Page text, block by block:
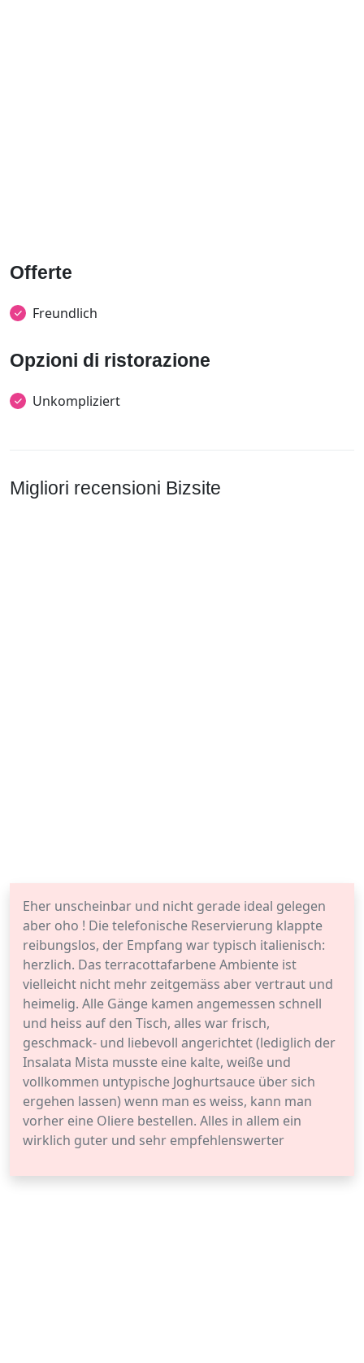
Offerte
Freundlich
Opzioni di ristorazione
Unkompliziert
Migliori recensioni Bizsite
Eher unscheinbar und nicht gerade ideal gelegen
aber oho ! Die telefonische Reservierung klappte
reibungslos, der Empfang war typisch italienisch:
herzlich. Das terracottafarbene Ambiente ist
vielleicht nicht mehr zeitgemäss aber vertraut und
heimelig. Alle Gänge kamen angemessen schnell
und heiss auf den Tisch, alles war frisch,
geschmack- und liebevoll angerichtet (lediglich der
Insalata Mista musste eine kalte, weiße und
vollkommen untypische Joghurtsauce über sich
ergehen lassen) wenn man es weiss, kann man
vorher eine Oliere bestellen. Alles in allem ein
wirklich guter und sehr empfehlenswerter